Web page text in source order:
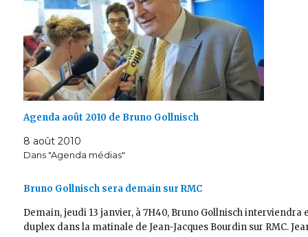
Agenda août 2010 de Bruno Gollnisch
8 août 2010
Dans "Agenda médias"
Bruno Gollnisch sera demain sur RMC
Demain, jeudi 13 janvier, à 7H40, Bruno Gollnisch interviendra
duplex dans la matinale de Jean-Jacques Bourdin sur RMC.